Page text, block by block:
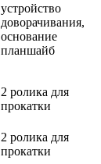
устройство
доворачивания,
основание
планшайб
2 ролика для
прокатки
2 ролика для
прокатки